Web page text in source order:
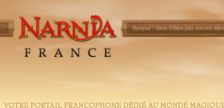
Bonjour !Vous n'êtes pas encore